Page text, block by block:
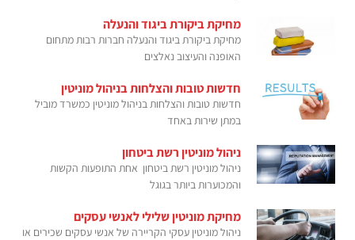
מחיקת ביקורת ביגוד והנעלה
מחיקת ביקורת ביגוד והנעלה חברות רבות מתחום
האופנה והעיצוב נאלצים
חדשות טובות והצלחות בניהול מוניטין
חדשות טובות והצלחות בניהול מוניטין כמשרד מוביל
במתן שירות באחד
ניהול מוניטין רשת ביטחון
ניהול מוניטין רשת ביטחון אחת התופעות הקשות
והמכוערות ביותר בגוגל
מחיקת מוניטין שלילי לאנשי עסקים
ניהול מוניטין עסקי הקריירה של אנשי עסקים שכירים או